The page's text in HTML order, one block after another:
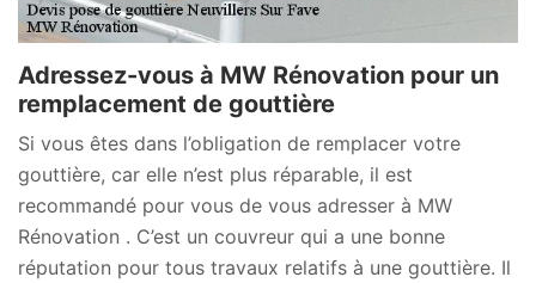
Adressez-vous à MW Rénovation pour un
remplacement de gouttière
Si vous êtes dans l’obligation de remplacer votre
gouttière, car elle n’est plus réparable, il est
recommandé pour vous de vous adresser à MW
Rénovation . C’est un couvreur qui a une bonne
réputation pour tous travaux relatifs à une gouttière. Il